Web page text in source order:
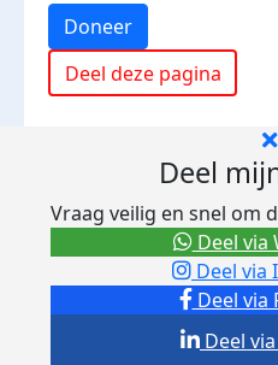
Doneer
Deel deze pagina
Deel
Vraag veilig en snel om
Deel via
Deel via
Deel
Deel via